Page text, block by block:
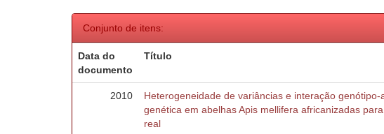
Conjunto de itens:
Data do
documento
Título
2010
Heterogeneidade de variâncias e interação
genética em abelhas Apis mellifera africanizadas
real